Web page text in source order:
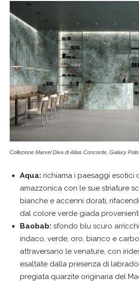
Collezione Marvel Diva di Atlas Concorde, Galaxy
Aqua: richiama i paesaggi esotici
amazzonica con le sue striature
bianche e accenni dorati,
dal colore verde giada
Baobab: sfondo blu scuro
indaco, verde, oro, bianco e
attraversano le venature, con
esaltate dalla presenza di
pregiata quarzite originaria del